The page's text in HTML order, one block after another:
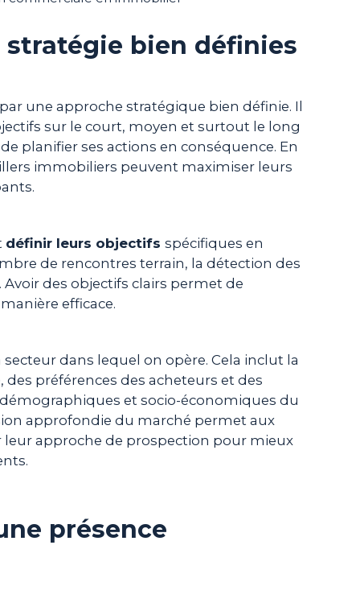
stratégie bien définies
une approche stratégique bien définie. Il
sur le court, moyen et surtout le long
planifier ses actions en conséquence. En
immobiliers peuvent maximiser leurs
définir leurs objectifsspécifiques en
de rencontres terrain, la détection des
des objectifs clairs permet de
efficace.
dans lequel on opère. Cela inclut la
préférences des acheteurs et des
et socio-économiques du
approfondie du marché permet aux
approche de prospection pour mieux
présence